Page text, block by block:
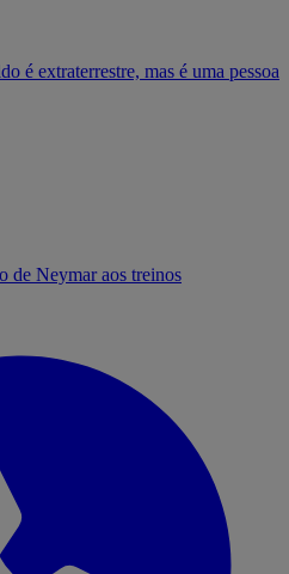
é extraterrestre, mas é uma pessoa
de Neymar aos treinos